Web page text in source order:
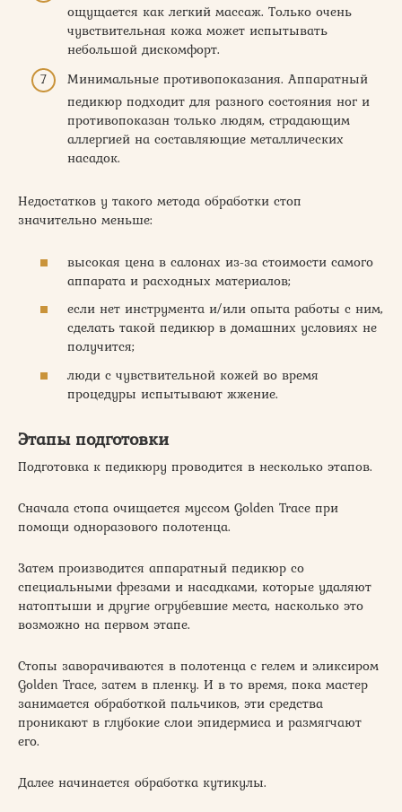
ощущается как легкий массаж. Только очень
чувствительная кожа может испытывать
небольшой дискомфорт.
Минимальные противопоказания. Аппаратный
педикюр подходит для разного состояния ног и
противопоказан только людям, страдающим
аллергией на составляющие металлических
насадок.
Недостатков у такого метода обработки стоп
значительно меньше:
высокая цена в салонах из-за стоимости самого
аппарата и расходных материалов;
если нет инструмента и/или опыта работы с ним,
сделать такой педикюр в домашних условиях не
получится;
люди с чувствительной кожей во время
процедуры испытывают жжение.
Этапы подготовки
Подготовка к педикюру проводится в несколько этапов.
Сначала стопа очищается муссом Golden Trace при
помощи одноразового полотенца.
Затем производится аппаратный педикюр со
специальными фрезами и насадками, которые удаляют
натоптыши и другие огрубевшие места, насколько это
возможно на первом этапе.
Стопы заворачиваются в полотенца с гелем и эликсиром
Golden Trace, затем в пленку. И в то время, пока мастер
занимается обработкой пальчиков, эти средства
проникают в глубокие слои эпидермиса и размягчают
его.
Далее начинается обработка кутикулы.